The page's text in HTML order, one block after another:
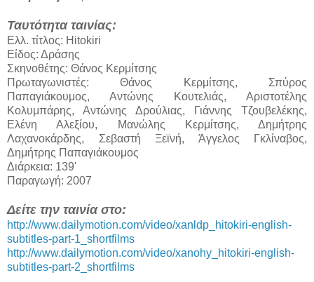
Ταυτότητα ταινίας:
Ελλ. τίτλος: Hitokiri
Είδος: Δράσης
Σκηνοθέτης: Θάνος Κερμίτσης
Πρωταγωνιστές: Θάνος Κερμίτσης, Σπύρος
Παπαγιάκουμος, Αντώνης Κουτελιάς, Αριστοτέλης
Κολυμπάρης, Αντώνης Δρούλιας, Γιάννης Τζουβελέκης,
Ελένη Αλεξίου, Μανώλης Κερμίτσης, Δημήτρης
Λαχανοκάρδης, Σεβαστή Ξεϊνή, Άγγελος Γκλίναβος,
Δημήτρης Παπαγιάκουμος
Διάρκεια: 139'
Παραγωγή: 2007
Δείτε την ταινία στο:
http://www.dailymotion.com/video/xanldp_hitokiri-english-
subtitles-part-1_shortfilms
http://www.dailymotion.com/video/xanohy_hitokiri-english-
subtitles-part-2_shortfilms